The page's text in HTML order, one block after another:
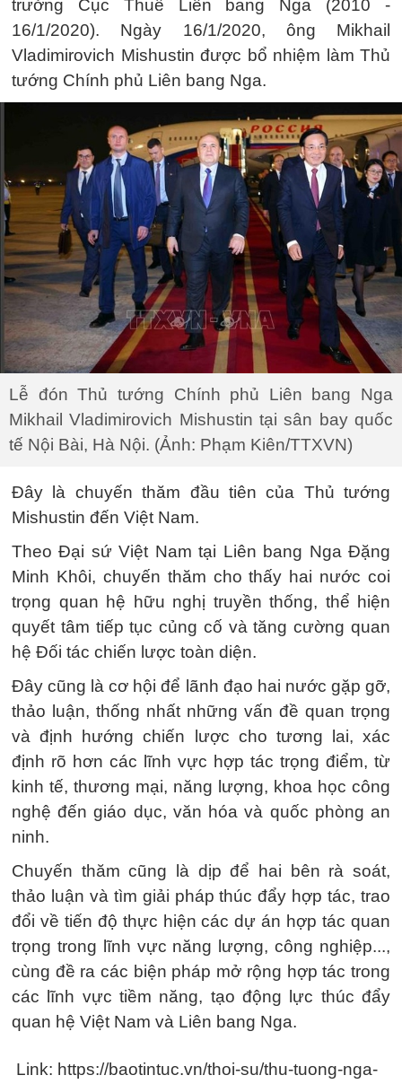
trưởng Cục Thuế Liên bang Nga (2010 -
16/1/2020). Ngày 16/1/2020, ông Mikhail
Vladimirovich Mishustin được bổ nhiệm làm Thủ
tướng Chính phủ Liên bang Nga.
Lễ đón Thủ tướng Chính phủ Liên bang Nga
Mikhail Vladimirovich Mishustin tại sân bay quốc
tế Nội Bài, Hà Nội. (Ảnh: Phạm Kiên/TTXVN)
Đây là chuyến thăm đầu tiên của Thủ tướng
Mishustin đến Việt Nam.
Theo Đại sứ Việt Nam tại Liên bang Nga Đặng
Minh Khôi, chuyến thăm cho thấy hai nước coi
trọng quan hệ hữu nghị truyền thống, thể hiện
quyết tâm tiếp tục củng cố và tăng cường quan
hệ Đối tác chiến lược toàn diện.
Đây cũng là cơ hội để lãnh đạo hai nước gặp gỡ,
thảo luận, thống nhất những vấn đề quan trọng
và định hướng chiến lược cho tương lai, xác
định rõ hơn các lĩnh vực hợp tác trọng điểm, từ
kinh tế, thương mại, năng lượng, khoa học công
nghệ đến giáo dục, văn hóa và quốc phòng an
ninh.
Chuyến thăm cũng là dịp để hai bên rà soát,
thảo luận và tìm giải pháp thúc đẩy hợp tác, trao
đổi về tiến độ thực hiện các dự án hợp tác quan
trọng trong lĩnh vực năng lượng, công nghiệp...,
cùng đề ra các biện pháp mở rộng hợp tác trong
các lĩnh vực tiềm năng, tạo động lực thúc đẩy
quan hệ Việt Nam và Liên bang Nga.
Link: https://baotintuc.vn/thoi-su/thu-tuong-nga-